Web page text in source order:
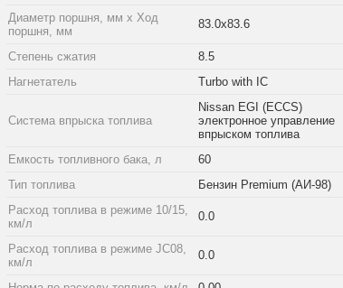
Диаметр поршня, мм x Ход
поршня, мм
83.0x83.6
Степень сжатия
8.5
Нагнетатель
Turbo with IC
Система впрыска топлива
Nissan EGI (ECCS)
электронное управление
впрыском топлива
Емкость топливного бака, л
60
Тип топлива
Бензин Premium (АИ-98)
Расход топлива в режиме 10/15,
км/л
0.0
Расход топлива в режиме JC08,
км/л
0.0